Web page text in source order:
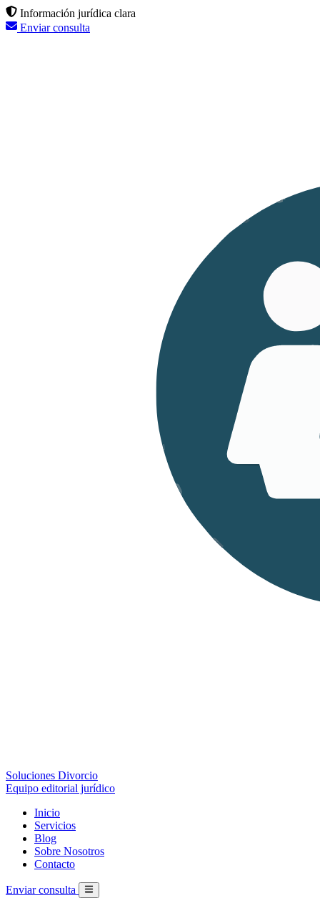
Información jurídica clara
Enviar consulta
Soluciones Divorcio
Equipo editorial jurídico
Inicio
Servicios
Blog
Sobre Nosotros
Contacto
Enviar consulta